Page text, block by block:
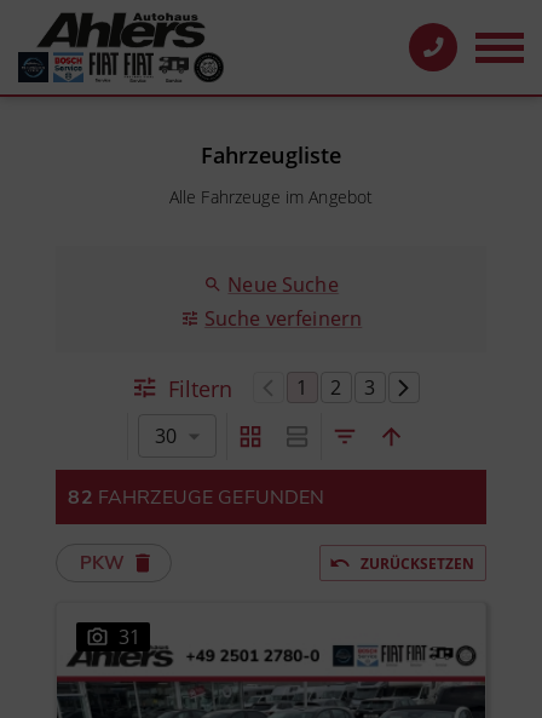
Fahrzeugliste
Alle Fahrzeuge im Angebot
Neue Suche
Suche verfeinern
Filtern 1 2
3
30
82 FAHRZEUGE GEFUNDEN
PKW ZURÜCKSETZEN
31